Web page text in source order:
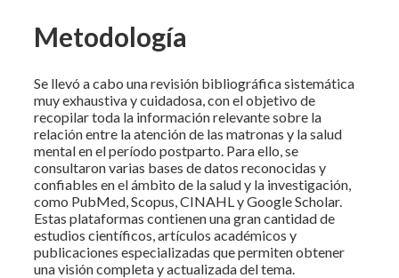
Metodología
Se llevó a cabo una revisión bibliográfica sistemática
muy exhaustiva y cuidadosa, con el objetivo de
recopilar toda la información relevante sobre la
relación entre la atención de las matronas y la salud
mental en el período postparto. Para ello, se
consultaron varias bases de datos reconocidas y
confiables en el ámbito de la salud y la investigación,
como PubMed, Scopus, CINAHL y Google Scholar.
Estas plataformas contienen una gran cantidad de
estudios científicos, artículos académicos y
publicaciones especializadas que permiten obtener
una visión completa y actualizada del tema.